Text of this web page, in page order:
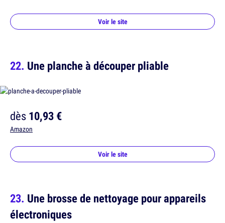
Voir le site
Une planche à découper pliable
dès10,93 €
Amazon
Voir le site
Une brosse de nettoyage pour appareils
électroniques